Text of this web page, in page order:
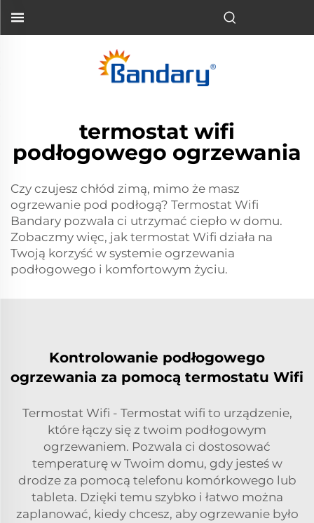
termostat wifi
podłogowego ogrzewania
Czy czujesz chłód zimą, mimo że masz
ogrzewanie pod podłogą? Termostat Wifi
Bandary pozwala ci utrzymać ciepło w domu.
Zobaczmy więc, jak termostat Wifi działa na
Twoją korzyść w systemie ogrzewania
podłogowego i komfortowym życiu.
Kontrolowanie podłogowego
ogrzewania za pomocą termostatu Wifi
Termostat Wifi - Termostat wifi to urządzenie,
które łączy się z twoim podłogowym
ogrzewaniem. Pozwala ci dostosować
temperaturę w Twoim domu, gdy jesteś w
drodze za pomocą telefonu komórkowego lub
tableta. Dzięki temu szybko i łatwo można
zaplanować, kiedy chcesz, aby ogrzewanie było